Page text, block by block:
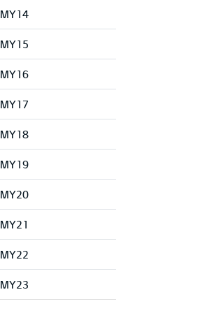
MY14
MY15
MY16
MY17
MY18
MY19
MY20
MY21
MY22
MY23